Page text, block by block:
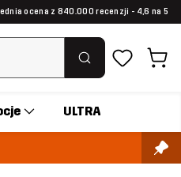
ocena z 840.000 recenzji - 4,6 na 5
ULTRA